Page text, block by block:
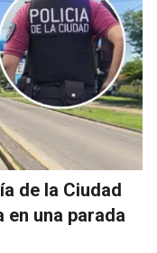
de la Ciudad
en una parada